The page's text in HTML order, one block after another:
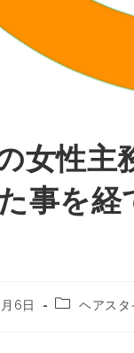
女性
事を経
6日 ヘアスタ